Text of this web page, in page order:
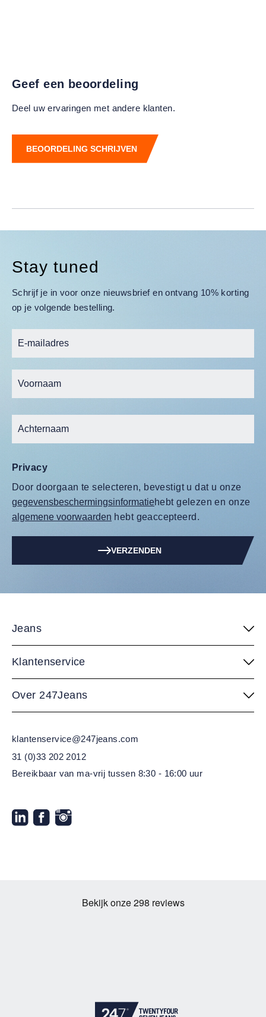
Geef een beoordeling
Deel uw ervaringen met andere klanten.
BEOORDELING SCHRIJVEN
Stay tuned
Schrijf je in voor onze nieuwsbrief en ontvang 10% korting
op je volgende bestelling.
Privacy
Door doorgaan te selecteren, bevestigt u dat u onze
gegevensbeschermingsinformatiehebt gelezen en onze
algemene voorwaarden hebt geaccepteerd.
VERZENDEN
Jeans
Klantenservice
Over 247Jeans
klantenservice@247jeans.com
31 (0)33 202 2012
Bereikbaar van ma-vrij tussen 8:30 - 16:00 uur